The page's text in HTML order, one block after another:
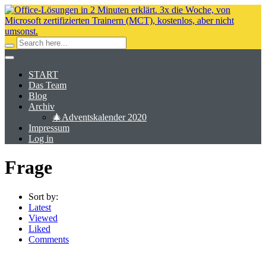
START
Das Team
Blog
Archiv
🎄Adventskalender 2020
Impressum
Log in
Frage
Sort by:
Latest
Viewed
Liked
Comments